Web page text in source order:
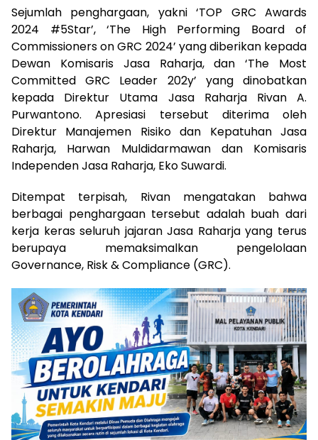
Sejumlah penghargaan, yakni ‘TOP GRC Awards
2024 #5Star’, ‘The High Performing Board of
Commissioners on GRC 2024’ yang diberikan kepada
Dewan Komisaris Jasa Raharja, dan ‘The Most
Committed GRC Leader 202y’ yang dinobatkan
kepada Direktur Utama Jasa Raharja Rivan A.
Purwantono. Apresiasi tersebut diterima oleh
Direktur Manajemen Risiko dan Kepatuhan Jasa
Raharja, Harwan Muldidarmawan dan Komisaris
Independen Jasa Raharja, Eko Suwardi.
Ditempat terpisah, Rivan mengatakan bahwa
berbagai penghargaan tersebut adalah buah dari
kerja keras seluruh jajaran Jasa Raharja yang terus
berupaya memaksimalkan pengelolaan
Governance, Risk & Compliance (GRC).